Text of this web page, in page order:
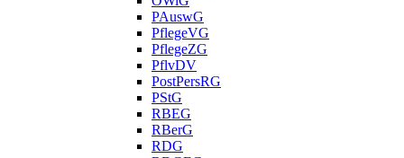
PAuswG
PflegeVG
PflegeZG
PflvDV
PostPersRG
PStG
RBEG
RBerG
RDG